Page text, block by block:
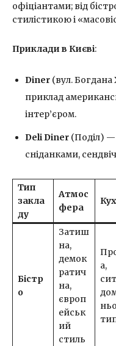
офіціантами; від
стилістикою і
Приклади в Києві:
Diner (вул.
приклад
інтер’єром.
Deli Diner (Поділ) —
сніданками,
Тип
закла
ду
Атмос
фера
Бістр
о
Затиш
на,
демок
ратич
на,
європ
ейськ
ий
стиль
а,